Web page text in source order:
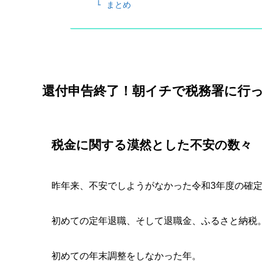
まとめ
還付申告終了！朝イチで税務署に行
税金に関する漠然とした不安の数々
昨年来、不安でしようがなかった令和3年度の確定
初めての定年退職、そして退職金、ふるさと納税。
初めての年末調整をしなかった年。